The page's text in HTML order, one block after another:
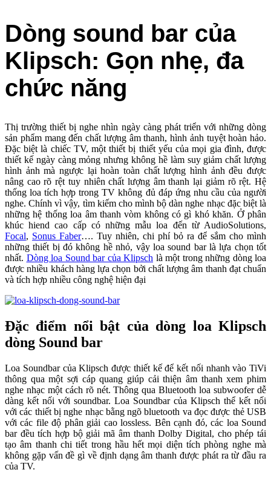
Dòng sound bar của
Klipsch: Gọn nhẹ, đa
chức năng
Thị trường thiết bị nghe nhìn ngày càng phát triển với những dòng
sản phẩm mang đến chất lượng âm thanh, hình ảnh tuyệt hoàn hảo.
Đặc biệt là chiếc TV, một thiết bị thiết yếu của mọi gia đình, được
thiết kế ngày càng mỏng nhưng không hề làm suy giảm chất lượng
hình ảnh mà ngược lại hoàn toàn chất lượng hình ảnh đều được
nâng cao rõ rệt tuy nhiên chất lượng âm thanh lại giảm rõ rệt. Hệ
thống loa tích hợp trong TV không đủ đáp ứng nhu cầu của người
nghe. Chính vì vậy, tìm kiếm cho mình bộ dàn nghe nhạc đặc biệt là
những hệ thống loa âm thanh vòm không có gì khó khăn. Ở phân
khúc hiend cao cấp có những mẫu loa đến từ AudioSolutions,
Focal, Sonus Faber…. Tuy nhiên, chi phí bỏ ra để sắm cho mình
những thiết bị đó không hề nhỏ, vậy loa sound bar là lựa chọn tốt
nhất. Dòng loa Sound bar của Klipsch là một trong những dòng loa
được nhiều khách hàng lựa chọn bởi chất lượng âm thanh đạt chuẩn
và tích hợp nhiều công nghệ hiện đại
Đặc điểm nổi bật của dòng loa Klipsch
dòng Sound bar
Loa Soundbar của Klipsch được thiết kế để kết nối nhanh vào TiVi
thông qua một sợi cáp quang giúp cải thiện âm thanh xem phim
nghe nhạc một cách rõ nét. Thông qua Bluetooth loa subwoofer dễ
dàng kết nối với soundbar. Loa Soundbar của Klipsch thể kết nối
với các thiết bị nghe nhạc bằng ngõ bluetooth va đọc được thẻ USB
với các file độ phân giải cao lossless. Bên cạnh đó, các loa Sound
bar đều tích hợp bộ giải mã âm thanh Dolby Digital, cho phép tái
tạo âm thanh chi tiết trong hầu hết mọi diện tích phòng nghe mà
không gặp vấn đề gì về định dạng âm thanh được phát ra từ đầu ra
của TV.